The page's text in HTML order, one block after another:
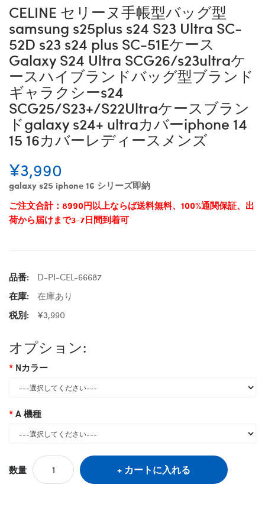
CELINE セリーヌ手帳型バッグ型
samsung s25plus s24 S23 Ultra SC-
52D s23 s24 plus SC-51Eケース
Galaxy S24 Ultra SCG26/s23ultraケ
ースハイブランドバッグ型ブランド
ギャラクシーs24
SCG25/S23+/S22Ultraケースブラン
ドgalaxy s24+ ultraカバーiphone 14
15 16カバーレディースメンズ
¥3,990
galaxy s25 iphone 16 シリーズ即納
ご注文合計：8990円以上ならば送料無料、100%通関保証、出
荷から届けまで3-7日間到着可
品番:
D-PI-CEL-66687
在庫:
在庫あり
税別:
¥3,990
オプション:
Nカラー
A 機種
数量 カートに入れる